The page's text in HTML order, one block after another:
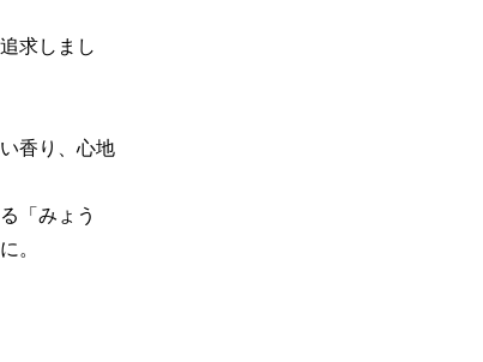
求しまし
香り、心地
「みょう
。